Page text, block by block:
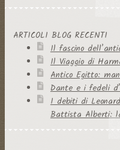
ARTICOLI BLOG RECENTI
Il fascino
Il Viaggio di
Antico Egitto:
Dante e i fedeli
I debiti di
Battista Alberti: